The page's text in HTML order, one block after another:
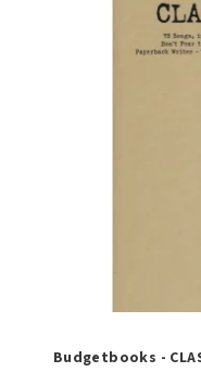
Budgetbooks -